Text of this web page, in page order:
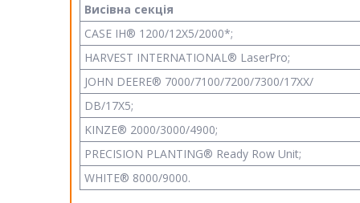
Висівна секція
CASE IH® 1200/12X5/2000*;
HARVEST INTERNATIONAL® LaserPro;
JOHN DEERE® 7000/7100/7200/7300/17XX/
DB/17X5;
KINZE® 2000/3000/4900;
PRECISION PLANTING® Ready Row Unit;
WHITE® 8000/9000.